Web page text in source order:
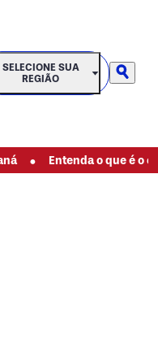
SUA REGIÃO
SELECIONE SUA
REGIÃO
• Entenda o que é o